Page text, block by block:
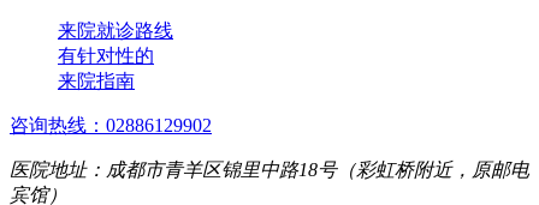
来院就诊路线
有针对性的
来院指南
咨询热线：02886129902
医院地址：成都市青羊区锦里中路18号（彩虹桥附近，原邮电
宾馆）